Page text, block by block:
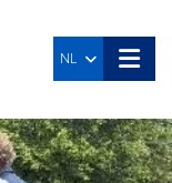
NL